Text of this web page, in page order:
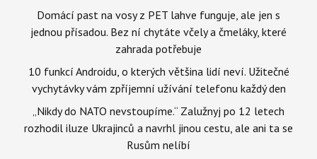
Domácí past na vosy z PET lahve funguje, ale jen s
jednou přísadou. Bez ní chytáte včely a čmeláky, které
zahrada potřebuje
10 funkcí Androidu, o kterých většina lidí neví. Užitečné
vychytávky vám zpříjemní užívání telefonu každý den
„Nikdy do NATO nevstoupíme.“ Zalužnyj po 12 letech
rozhodil iluze Ukrajinců a navrhl jinou cestu, ale ani ta se
Rusům nelíbí